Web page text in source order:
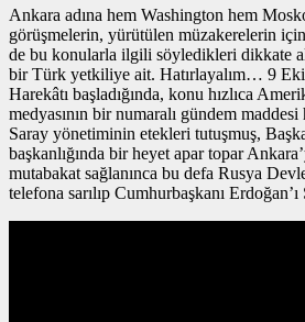
Ankara adına hem Washington hem
görüşmelerin, yürütülen müzakerelerin
de bu konularla ilgili söyledikleri dikkate
bir Türk yetkiliye ait. Hatırlayalım… 9
Harekâtı başladığında, konu hızlıca
medyasının bir numaralı gündem
Saray yönetiminin etekleri tutuşmuş,
başkanlığında bir heyet apar topar
mutabakat sağlanınca bu defa Rusya
telefona sarılıp Cumhurbaşkanı